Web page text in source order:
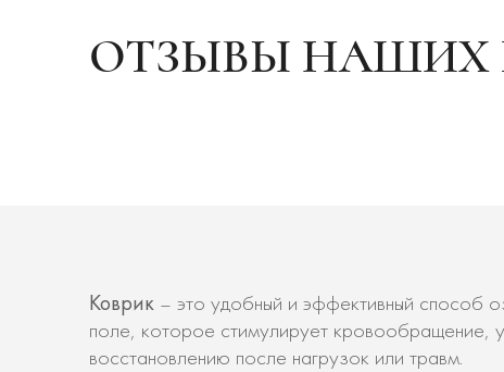
ОТЗЫВЫ НАШИХ
Коврик – это удобный и эффективный способ
поле, которое стимулирует кровообращение,
восстановлению после нагрузок или травм.